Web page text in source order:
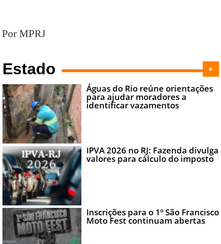
Por MPRJ
Estado +
Águas do Rio reúne orientações
para ajudar moradores a
identificar vazamentos
IPVA 2026 no RJ: Fazenda divulga
valores para cálculo do imposto
Inscrições para o 1º São Francisco
Moto Fest continuam abertas